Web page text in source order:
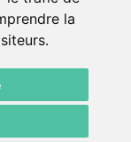
la